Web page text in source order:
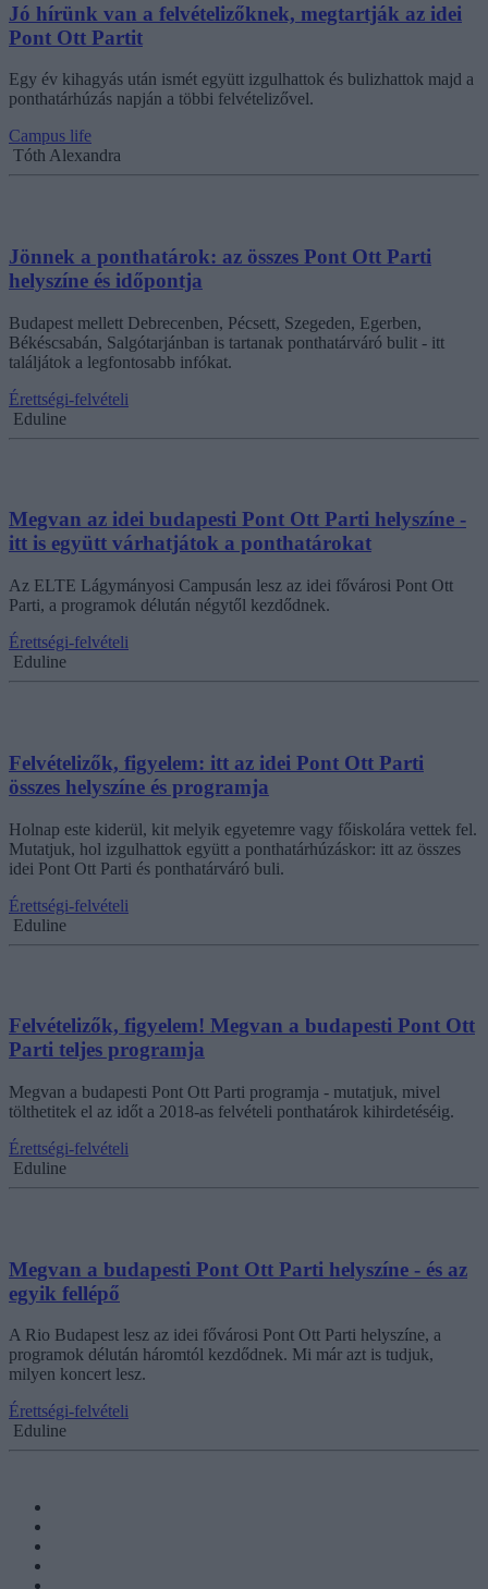
Jó hírünk van a felvételizőknek, megtartják az idei
Pont Ott Partit
Egy év kihagyás után ismét együtt izgulhattok és bulizhattok majd a
ponthatárhúzás napján a többi felvételizővel.
Campus life
Tóth Alexandra
Jönnek a ponthatárok: az összes Pont Ott Parti
helyszíne és időpontja
Budapest mellett Debrecenben, Pécsett, Szegeden, Egerben,
Békéscsabán, Salgótarjánban is tartanak ponthatárváró bulit - itt
találjátok a legfontosabb infókat.
Érettségi-felvételi
Eduline
Megvan az idei budapesti Pont Ott Parti helyszíne -
itt is együtt várhatjátok a ponthatárokat
Az ELTE Lágymányosi Campusán lesz az idei fővárosi Pont Ott
Parti, a programok délután négytől kezdődnek.
Érettségi-felvételi
Eduline
Felvételizők, figyelem: itt az idei Pont Ott Parti
összes helyszíne és programja
Holnap este kiderül, kit melyik egyetemre vagy főiskolára vettek fel.
Mutatjuk, hol izgulhattok együtt a ponthatárhúzáskor: itt az összes
idei Pont Ott Parti és ponthatárváró buli.
Érettségi-felvételi
Eduline
Felvételizők, figyelem! Megvan a budapesti Pont Ott
Parti teljes programja
Megvan a budapesti Pont Ott Parti programja - mutatjuk, mivel
tölthetitek el az időt a 2018-as felvételi ponthatárok kihirdetéséig.
Érettségi-felvételi
Eduline
Megvan a budapesti Pont Ott Parti helyszíne - és az
egyik fellépő
A Rio Budapest lesz az idei fővárosi Pont Ott Parti helyszíne, a
programok délután háromtól kezdődnek. Mi már azt is tudjuk,
milyen koncert lesz.
Érettségi-felvételi
Eduline